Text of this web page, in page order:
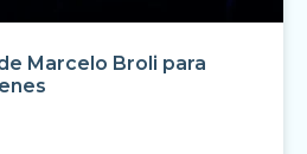
Marcelo Broli para